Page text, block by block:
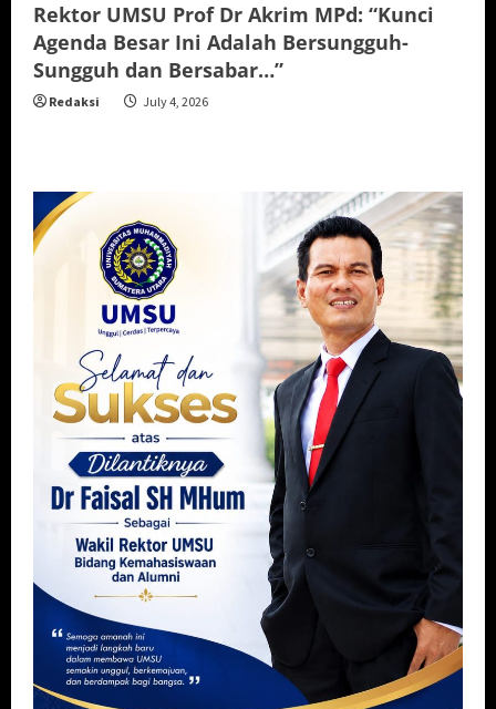
Rektor UMSU Prof Dr Akrim MPd: “Kunci
Agenda Besar Ini Adalah Bersungguh-
Sungguh dan Bersabar…”
Redaksi July 4, 2026